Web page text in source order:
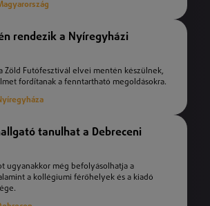
rendezik a Nyíregyházi
Zöld Futófesztivál elvei mentén készülnek,
fordítanak a fenntartható megoldásokra.
tanulhat a Debreceni
ugyanakkor még befolyásolhatja a
a kollégiumi férőhelyek és a kiadó